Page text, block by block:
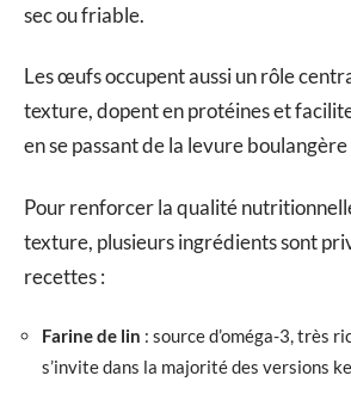
sec ou friable.
Les œufs occupent aussi un rôle
texture, dopent en protéines et
en se passant de la levure
Pour renforcer la qualité
texture, plusieurs ingrédients sont
recettes :
Farine de lin : source d’oméga-3, très
s’invite dans la majorité des versions